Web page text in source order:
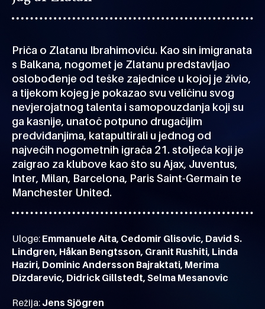
Priča o Zlatanu Ibrahimoviću. Kao sin imigranata
s Balkana, nogomet je Zlatanu predstavljao
oslobođenje od teške zajednice u kojoj je živio,
a tijekom kojeg je pokazao svu veličinu svog
nevjerojatnog talenta i samopouzdanja koji su
ga kasnije, unatoč potpuno drugačijim
predviđanjima, katapultirali u jednog od
najvećih nogometnih igrača 21. stoljeća koji je
zaigrao za klubove kao što su Ajax, Juventus,
Inter, Milan, Barcelona, Paris Saint-Germain te
Manchester United.
Uloge: Emmanuele Aita, Cedomir Glisovic, David S.
Lindgren, Håkan Bengtsson, Granit Rushiti, Linda
Haziri, Dominic Andersson Bajraktati, Merima
Dizdarevic, Didrick Gillstedt, Selma Mesanovic
Režija: Jens Sjögren